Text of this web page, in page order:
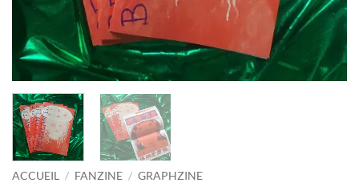
ACCUEIL / FANZINE / GRAPHZINE